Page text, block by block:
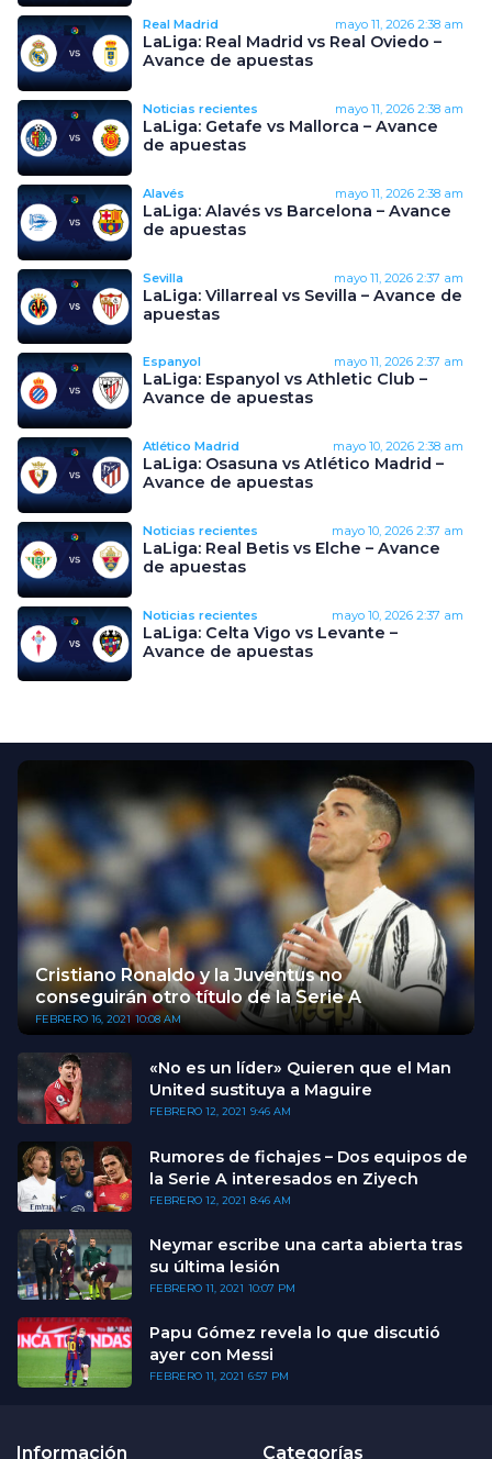
Real Madrid mayo 11, 2026 2:38 am
LaLiga: Real Madrid vs Real Oviedo –
Avance de apuestas
Noticias recientes mayo 11, 2026 2:38 am
LaLiga: Getafe vs Mallorca – Avance
de apuestas
Alavés mayo 11, 2026 2:38 am
LaLiga: Alavés vs Barcelona – Avance
de apuestas
Sevilla mayo 11, 2026 2:37 am
LaLiga: Villarreal vs Sevilla – Avance de
apuestas
Espanyol mayo 11, 2026 2:37 am
LaLiga: Espanyol vs Athletic Club –
Avance de apuestas
Atlético Madrid mayo 10, 2026 2:38 am
LaLiga: Osasuna vs Atlético Madrid –
Avance de apuestas
Noticias recientes mayo 10, 2026 2:37 am
LaLiga: Real Betis vs Elche – Avance
de apuestas
Noticias recientes mayo 10, 2026 2:37 am
LaLiga: Celta Vigo vs Levante –
Avance de apuestas
Cristiano Ronaldo y la Juventus no
conseguirán otro título de la Serie A
FEBRERO 16, 2021 10:08 AM
«No es un líder» Quieren que el Man
United sustituya a Maguire
FEBRERO 12, 2021 9:46 AM
Rumores de fichajes – Dos equipos de
la Serie A interesados en Ziyech
FEBRERO 12, 2021 8:46 AM
Neymar escribe una carta abierta tras
su última lesión
FEBRERO 11, 2021 10:07 PM
Papu Gómez revela lo que discutió
ayer con Messi
FEBRERO 11, 2021 6:57 PM
Información Categorías